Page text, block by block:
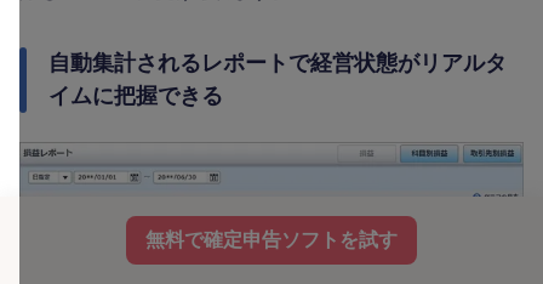
無料で確定申告ソフトを試す
自動集計されるレポートで経営状態がリアルタ
イムに把握できる